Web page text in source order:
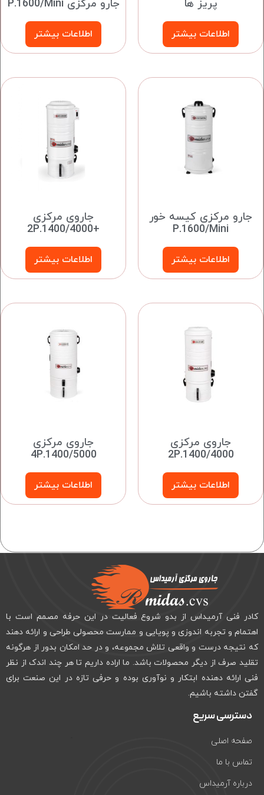
پریز ها
اطلاعات بیشتر
جارو مرکزی P.1600/Mini
اطلاعات بیشتر
جارو مرکزی کیسه خور
P.1600/Mini
اطلاعات بیشتر
جاروی مرکزی
+2P.1400/4000
اطلاعات بیشتر
جاروی مرکزی
2P.1400/4000
اطلاعات بیشتر
جاروی مرکزی
4P.1400/5000
اطلاعات بیشتر
کادر فنی آرمیداس از بدو شروع فعالیت در این حرفه مصمم است با
اهتمام و تجربه اندوزی و پویایی و ممارست محصولی طراحی و ارائه دهند
که نتیجه درست و واقعی تلاش مجموعه، و در حد امکان بدور از هرگونه
تقلید صرف از دیگر محصولات باشد. ما اراده داریم تا هر چند اندک از نظر
فنی ارائه دهنده ابتکار و نوآوری بوده و حرفی تازه در این صنعت برای
گفتن داشته باشیم.
دسترسی سریع
صفحه اصلی
تماس با ما
درباره آرمیداس